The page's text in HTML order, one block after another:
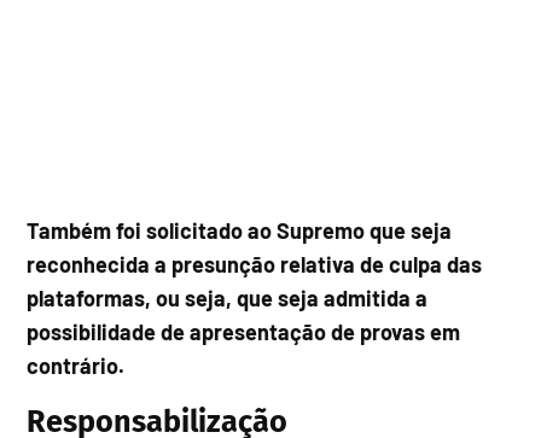
Também foi solicitado ao Supremo que seja
reconhecida a presunção relativa de culpa das
plataformas, ou seja, que seja admitida a
possibilidade de apresentação de provas em
contrário.
Responsabilização